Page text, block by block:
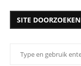
SITE DOORZOEKEN